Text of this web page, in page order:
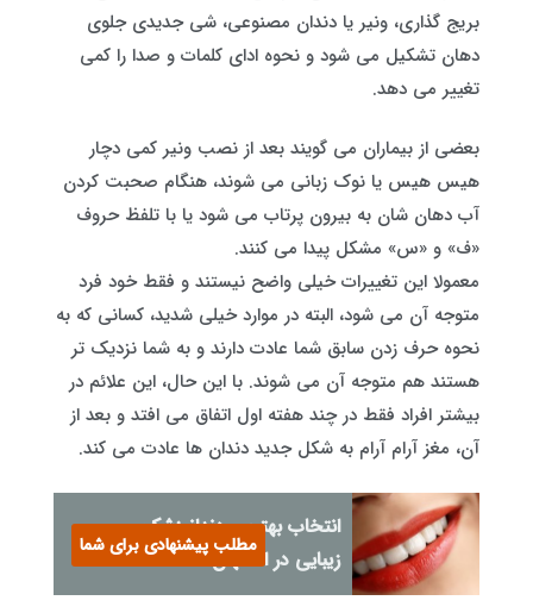
بریج‌ گذاری، ونیر یا دندان‌ مصنوعی، شی جدیدی جلوی
دهان تشکیل می شود و نحوه ادای کلمات و صدا را کمی
تغییر می دهد.
بعضی از بیماران می گویند بعد از نصب ونیر کمی دچار
هیس‌ هیس یا نوک‌ زبانی می شوند، هنگام صحبت کردن
آب دهان شان به بیرون پرتاب می شود یا با تلفظ حروف
«ف» و «س» مشکل پیدا می کنند.
معمولا این تغییرات خیلی واضح نیستند و فقط خود فرد
متوجه آن می شود، البته در موارد خیلی شدید، کسانی که به
نحوه حرف زدن سابق شما عادت دارند و به شما نزدیک تر
هستند هم متوجه آن می شوند. با این حال، این علائم در
بیشتر افراد فقط در چند هفته اول اتفاق می افتد و بعد از
آن، مغز آرام‌ آرام به شکل جدید دندان ها عادت می کند.
انتخاب بهترین دندانپزشک
زیبایی در اصفهانمطلب پیشنهادی برای شما